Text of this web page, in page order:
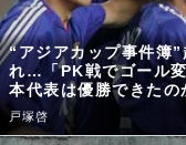
“アジアカップ事件簿
れ…「PK戦でゴール
本代表は優勝できたの
戸塚啓